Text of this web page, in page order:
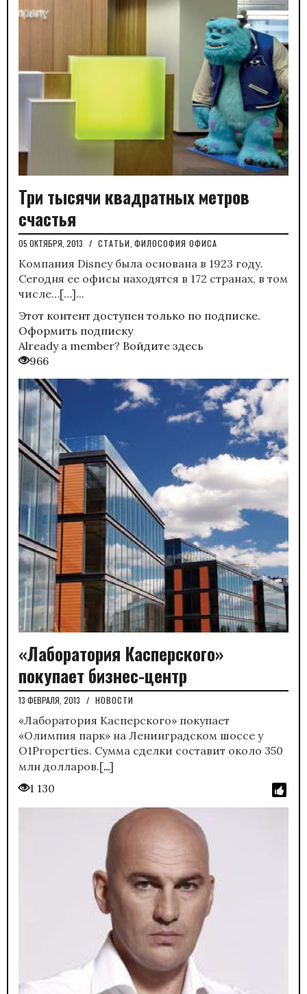
Три тысячи квадратных метров
счастья
05 ОКТЯБРЯ, 2013 / СТАТЬИ ФИЛОСОФИЯ ОФИСА
Компания Disney была основана в 1923 году.
Сегодня ее офисы находятся в 172 странах, в том
числе…[…]...
Этот контент доступен только по подписке.
Оформить подписку
Already a member? Войдите здесь
966
«Лаборатория Касперского»
покупает бизнес-центр
13 ФЕВРАЛЯ, 2013 / НОВОСТИ
«Лаборатория Касперского» покупает
«Олимпия парк» на Ленинградском шоссе у
О1Properties. Сумма сделки составит около 350
млн долларов.[…]
1 130